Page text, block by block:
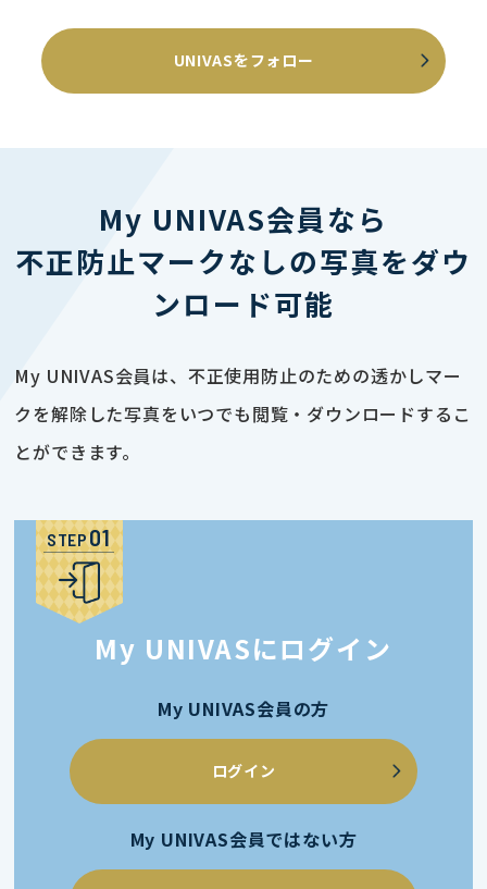
UNIVASをフォロー
My UNIVAS会員なら
不正防止マークなしの写真をダウ
ンロード可能
My UNIVAS会員は、不正使用防止のための透かしマー
クを解除した写真をいつでも閲覧・ダウンロードするこ
とができます。
STEP
My UNIVASにログイン
My UNIVAS会員の方
ログイン
My UNIVAS会員ではない方